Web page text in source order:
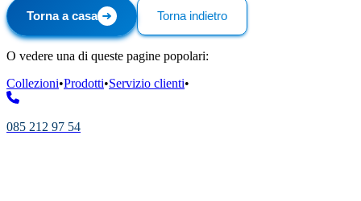
Torna a casa Torna indietro
O vedere una di queste pagine popolari:
Collezioni•Prodotti•Servizio clienti•
085 212 97 54